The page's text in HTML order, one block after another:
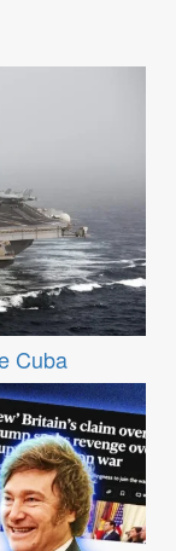
Cuba